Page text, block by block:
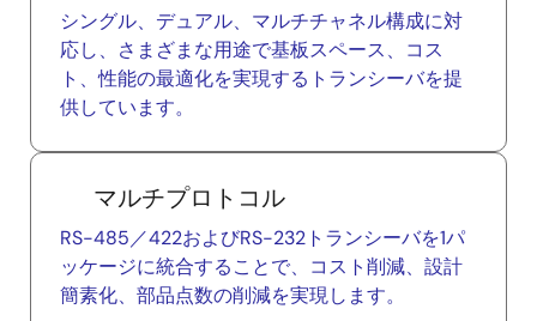
シングル、デュアル、マルチチャネル構成に対
応し、さまざまな用途で基板スペース、コス
ト、性能の最適化を実現するトランシーバを提
供しています。
マルチプロトコル
RS-485／422およびRS-232トランシーバを1パ
ッケージに統合することで、コスト削減、設計
簡素化、部品点数の削減を実現します。